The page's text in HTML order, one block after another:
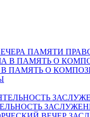
ПАМЯТИ
ПАМЯТЬ О